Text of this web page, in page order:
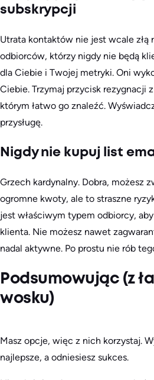
subskrypcji
Utrata kontaktów nie jest wcale złą
odbiorców, którzy nigdy nie będą
dla Ciebie i Twojej metryki. Oni
Ciebie. Trzymaj przycisk rezygnacji
którym łatwo go znaleźć.
przysługę.
Nigdy nie kupuj list
Grzech kardynalny. Dobra, możesz
ogromne kwoty, ale to straszne
jest właściwym typem odbiorcy,
klienta. Nie możesz nawet
nadal aktywne. Po prostu nie rób
Podsumowując (z
wosku)
Masz opcje, więc z nich korzystaj.
najlepsze, a odniesiesz sukces.